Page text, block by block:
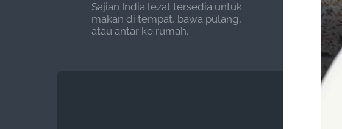
Sajian India lezat tersedia untuk
makan di tempat, bawa pulang,
atau antar ke rumah.